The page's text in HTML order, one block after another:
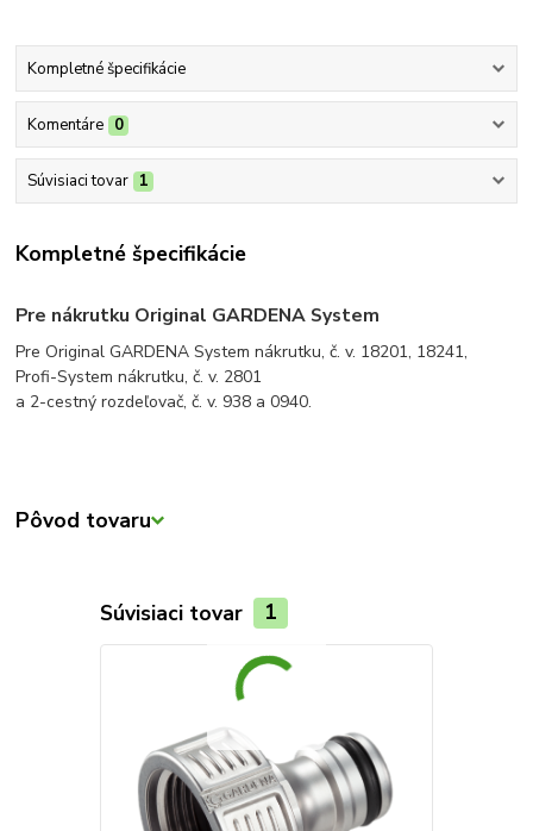
Kompletné špecifikácie
Komentáre 0
Súvisiaci tovar 1
Kompletné špecifikácie
Pre nákrutku Original GARDENA System
Pre Original GARDENA System nákrutku, č. v. 18201, 18241,
Profi-System nákrutku, č. v. 2801
a 2-cestný rozdeľovač, č. v. 938 a 0940.
Pôvod tovaru
Súvisiaci tovar 1